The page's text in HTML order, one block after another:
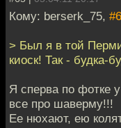
Кому: berserk_75,
> Был я в той
киоск! Так - будка-
Я сперва по фотке
все про шаверму!!!
Ее нюхают, ею